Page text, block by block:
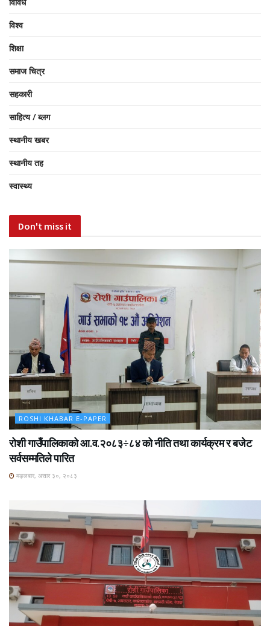
विश्व
शिक्षा
समाज चित्र
सहकारी
साहित्य / ब्लग
स्थानीय खबर
स्थानीय तह
स्वास्थ्य
Don't miss it
ROSHI KHABAR E-PAPER
रोशी गाउँपालिकाको आ.व.२०८३÷८४ को नीति तथा कार्यक्रम र बजेट
सर्वसम्मतिले पारित
मङ्लबार, असार ३०, २०८३